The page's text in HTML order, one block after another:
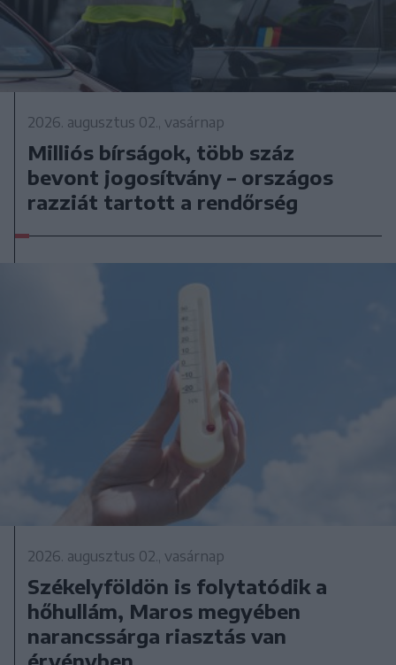
2026. augusztus 02., vasárnap
Milliós bírságok, több száz
bevont jogosítvány – országos
razziát tartott a rendőrség
2026. augusztus 02., vasárnap
Székelyföldön is folytatódik a
hőhullám, Maros megyében
narancssárga riasztás van